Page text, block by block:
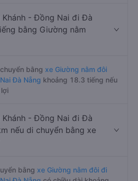
Khánh - Đồng Nai đi Đà
bằng Giường nằm
bằng xe Giường nằm đôi
Đà Nẵng khoảng 18.3 tiếng nếu
Khánh - Đồng Nai đi Đà
nếu di chuyển bằng xe
bằng xe Giường nằm đôi đi